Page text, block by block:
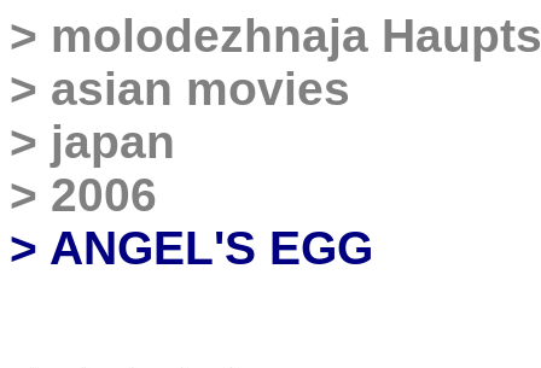
> molodezhnaja
> asian movies
> japan
> 2006
> ANGEL'S EGG